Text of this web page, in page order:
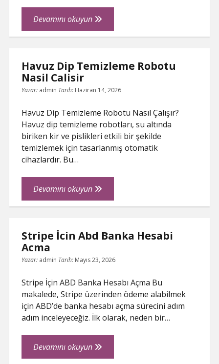
Devamını okuyunAnkara
Lenovo
Tavsiyeleri
Havuz Dip Temizleme Robotu
Nasil Calisir
Yazar: admin Tarih: Haziran 14, 2026
Havuz Dip Temizleme Robotu Nasıl Çalışır?
Havuz dip temizleme robotları, su altında
biriken kir ve pislikleri etkili bir şekilde
temizlemek için tasarlanmış otomatik
cihazlardır. Bu…
Devamını okuyunHavuz
Dip
Nasil
Stripe İcin Abd Banka Hesabi
Acma
Yazar: admin Tarih: Mayıs 23, 2026
Stripe İçin ABD Banka Hesabı Açma Bu
makalede, Stripe üzerinden ödeme alabilmek
için ABD’de banka hesabı açma sürecini adım
adım inceleyeceğiz. İlk olarak, neden bir…
Devamını okuyunStripe
İcin